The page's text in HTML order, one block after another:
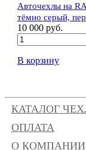
Авточехлы на
тёмно серый,
10 000 руб.
В корзину
КАТАЛОГ
ОПЛАТА
О КОМПАНИИ